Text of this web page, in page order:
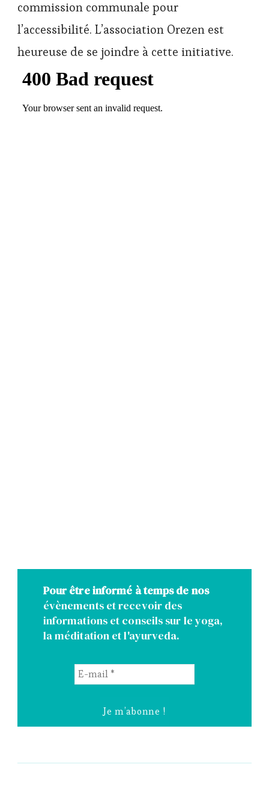
commission communale pour
l’accessibilité. L’association Orezen est
heureuse de se joindre à cette initiative.
Pour être informé à temps de nos
évènements et recevoir des
informations et conseils sur le yoga,
la méditation et l'ayurveda.
*